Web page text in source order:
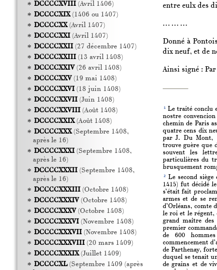
entre eulx des
… … …
Donné à
dix neuf, et de
Ainsi signé :
1Le traité conclu
nostre
chemin de Paris
quatre cens dix
par J. Du Mont,
trouve guère que
souvent les
particulières du
brusquement
2Le second siège
1415) fut décidé
s’était fait
armes et de se
d’Orléans, comte
le roi et le régent,
grand maître
premier
de 600
commencement
de Parthenay,
duquel se tenait
de grains et de
DCCCCXVIII(Avril 1406)
DCCCCXIX(1406 ou 1407)
DCCCCXX(Avril 1407)
DCCCCXXI(Avril 1407)
DCCCCXXII(27 décembre 1407)
DCCCCXXIII(13 avril 1408)
DCCCCXXIV(26 avril 1408)
DCCCCXXV(19 mai 1408)
DCCCCXXVI(18 juin 1408)
DCCCCXXVII(Juin 1408)
DCCCCXXVIII(Août 1408)
DCCCCXXIX(Août 1408)
DCCCCXXX(Septembre 1408,
après le 16)
DCCCCXXXI(Septembre 1408,
après le 16)
DCCCCXXXII(Septembre 1408,
après le 16)
DCCCCXXXIII(Octobre 1408)
DCCCCXXXIV(Octobre 1408)
DCCCCXXXV(Octobre 1408)
DCCCCXXXVI(Novembre 1408)
DCCCCXXXVII(Novembre 1408)
DCCCCXXXVIII(20 mars 1409)
DCCCCXXXIX(Juillet 1409)
DCCCCXL(Septembre 1409 (après